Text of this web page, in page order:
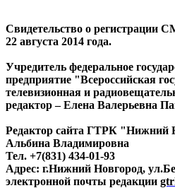
Свидетельство о
22 августа 2014 года.
Учредитель федеральное
предприятие "Всероссийская
телевизионная и
редактор – Елена Валерьевна
Редактор сайта ГТРК "Нижний
Альбина Владимировна
Тел. +7(831) 434-01-93
Адрес: г.Нижний Новгород,
электронной почты редакции